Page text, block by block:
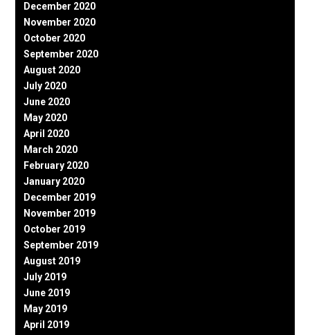
December 2020
November 2020
October 2020
September 2020
August 2020
July 2020
June 2020
May 2020
April 2020
March 2020
February 2020
January 2020
December 2019
November 2019
October 2019
September 2019
August 2019
July 2019
June 2019
May 2019
April 2019